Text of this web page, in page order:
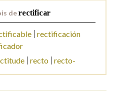
derectificar
rectificación
recto recto-